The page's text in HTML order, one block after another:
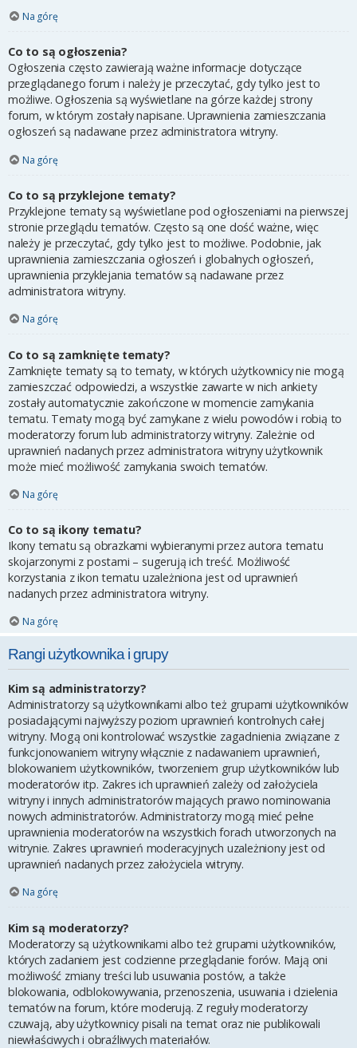
Na górę
Co to są ogłoszenia?
Ogłoszenia często zawierają ważne informacje dotyczące
przeglądanego forum i należy je przeczytać, gdy tylko jest to
możliwe. Ogłoszenia są wyświetlane na górze każdej strony
forum, w którym zostały napisane. Uprawnienia zamieszczania
ogłoszeń są nadawane przez administratora witryny.
Na górę
Co to są przyklejone tematy?
Przyklejone tematy są wyświetlane pod ogłoszeniami na pierwszej
stronie przeglądu tematów. Często są one dość ważne, więc
należy je przeczytać, gdy tylko jest to możliwe. Podobnie, jak
uprawnienia zamieszczania ogłoszeń i globalnych ogłoszeń,
uprawnienia przyklejania tematów są nadawane przez
administratora witryny.
Na górę
Co to są zamknięte tematy?
Zamknięte tematy są to tematy, w których użytkownicy nie mogą
zamieszczać odpowiedzi, a wszystkie zawarte w nich ankiety
zostały automatycznie zakończone w momencie zamykania
tematu. Tematy mogą być zamykane z wielu powodów i robią to
moderatorzy forum lub administratorzy witryny. Zależnie od
uprawnień nadanych przez administratora witryny użytkownik
może mieć możliwość zamykania swoich tematów.
Na górę
Co to są ikony tematu?
Ikony tematu są obrazkami wybieranymi przez autora tematu
skojarzonymi z postami – sugerują ich treść. Możliwość
korzystania z ikon tematu uzależniona jest od uprawnień
nadanych przez administratora witryny.
Na górę
Rangi użytkownika i grupy
Kim są administratorzy?
Administratorzy są użytkownikami albo też grupami użytkowników
posiadającymi najwyższy poziom uprawnień kontrolnych całej
witryny. Mogą oni kontrolować wszystkie zagadnienia związane z
funkcjonowaniem witryny włącznie z nadawaniem uprawnień,
blokowaniem użytkowników, tworzeniem grup użytkowników lub
moderatorów itp. Zakres ich uprawnień zależy od założyciela
witryny i innych administratorów mających prawo nominowania
nowych administratorów. Administratorzy mogą mieć pełne
uprawnienia moderatorów na wszystkich forach utworzonych na
witrynie. Zakres uprawnień moderacyjnych uzależniony jest od
uprawnień nadanych przez założyciela witryny.
Na górę
Kim są moderatorzy?
Moderatorzy są użytkownikami albo też grupami użytkowników,
których zadaniem jest codzienne przeglądanie forów. Mają oni
możliwość zmiany treści lub usuwania postów, a także
blokowania, odblokowywania, przenoszenia, usuwania i dzielenia
tematów na forum, które moderują. Z reguły moderatorzy
czuwają, aby użytkownicy pisali na temat oraz nie publikowali
niewłaściwych i obraźliwych materiałów.